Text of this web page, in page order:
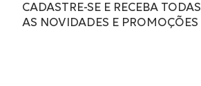
CADASTRE-SE E RECEBA TODAS
AS NOVIDADES E PROMOÇÕES